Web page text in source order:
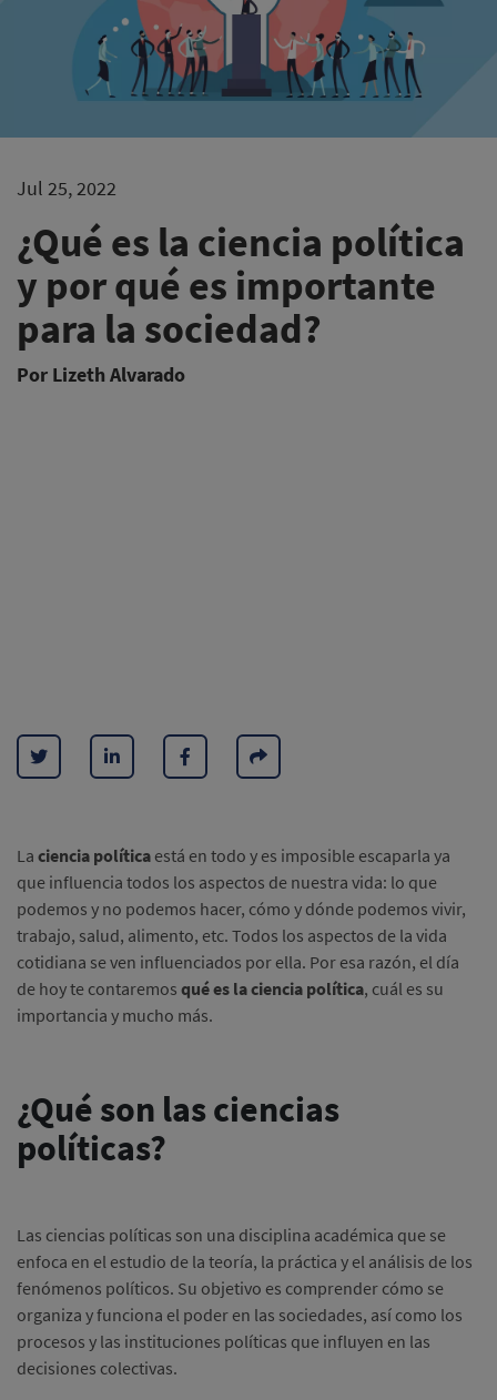
Jul 25, 2022
¿Qué es la ciencia política
y por qué es importante
para la sociedad?
Por Lizeth Alvarado
La ciencia política está en todo y es imposible escaparla ya
que influencia todos los aspectos de nuestra vida: lo que
podemos y no podemos hacer, cómo y dónde podemos vivir,
trabajo, salud, alimento, etc. Todos los aspectos de la vida
cotidiana se ven influenciados por ella. Por esa razón, el día
de hoy te contaremos qué es la ciencia política, cuál es su
importancia y mucho más.
¿Qué son las ciencias
políticas?
Las ciencias políticas son una disciplina académica que se
enfoca en el estudio de la teoría, la práctica y el análisis de los
fenómenos políticos. Su objetivo es comprender cómo se
organiza y funciona el poder en las sociedades, así como los
procesos y las instituciones políticas que influyen en las
decisiones colectivas.